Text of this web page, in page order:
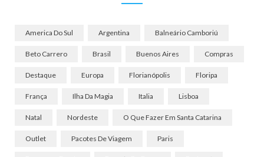
America Do Sul Argentina Balneário Camboriú
Beto Carrero Brasil Buenos Aires Compras
Destaque Europa Florianópolis Floripa
França Ilha Da Magia Italia Lisboa
Natal Nordeste O Que Fazer Em Santa Catarina
Outlet Pacotes De Viagem Paris